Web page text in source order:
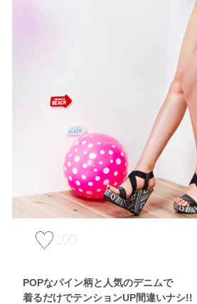
100
POPなパイン柄と人気のデニムで
着るだけでテンションUP間違いナシ!!